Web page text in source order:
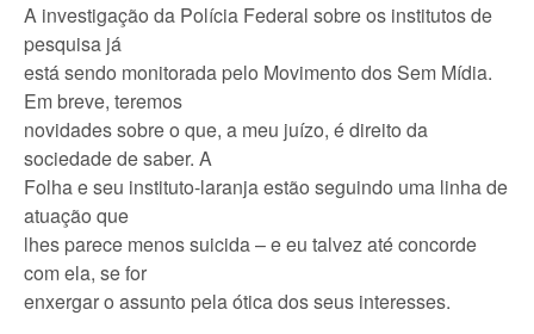
A investigação da Polícia Federal sobre os institutos de
pesquisa já
está sendo monitorada pelo Movimento dos Sem Mídia.
Em breve, teremos
novidades sobre o que, a meu juízo, é direito da
sociedade de saber. A
Folha e seu instituto-laranja estão seguindo uma linha de
atuação que
lhes parece menos suicida – e eu talvez até concorde
com ela, se for
enxergar o assunto pela ótica dos seus interesses.